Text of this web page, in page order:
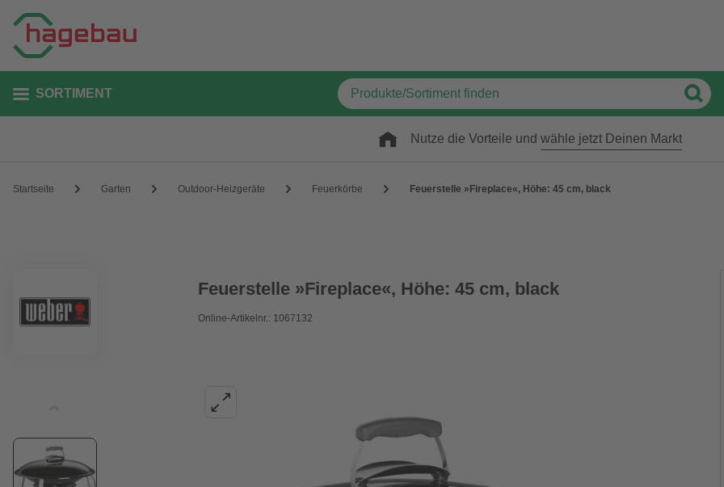
SORTIMENT
Nutze die Vorteile und wähle jetzt Deinen Markt
Startseite Garten Outdoor-Heizgeräte Feuerkörbe Feuerstelle »Fireplace«, Höhe: 45 cm, black
Feuerstelle »Fireplace«, Höhe: 45 cm, black
Online-Artikelnr.: 1067132